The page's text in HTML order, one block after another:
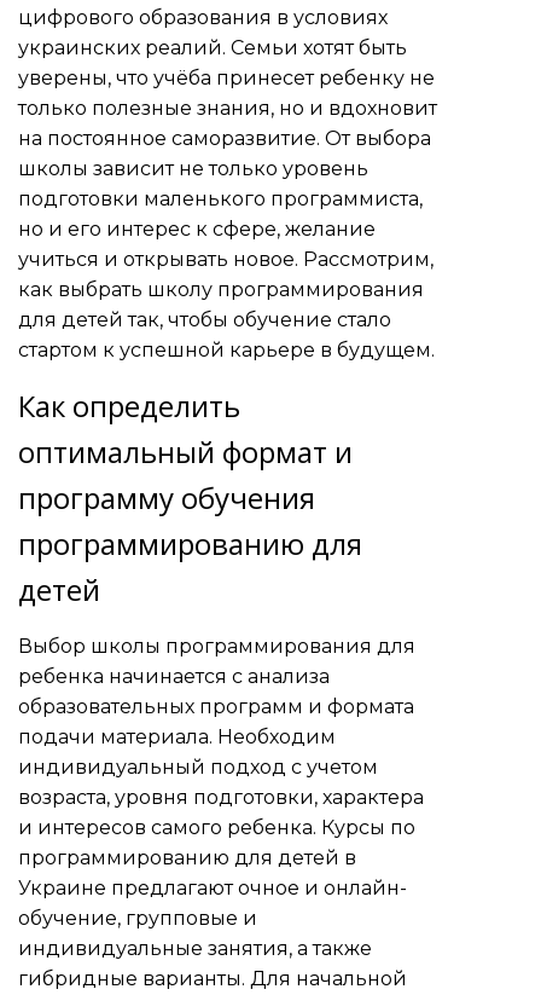
цифрового образования в условиях
украинских реалий. Семьи хотят быть
уверены, что учёба принесет ребенку не
только полезные знания, но и вдохновит
на постоянное саморазвитие. От выбора
школы зависит не только уровень
подготовки маленького программиста,
но и его интерес к сфере, желание
учиться и открывать новое. Рассмотрим,
как выбрать школу программирования
для детей так, чтобы обучение стало
стартом к успешной карьере в будущем.
Как определить
оптимальный формат и
программу обучения
программированию для
детей
Выбор школы программирования для
ребенка начинается с анализа
образовательных программ и формата
подачи материала. Необходим
индивидуальный подход с учетом
возраста, уровня подготовки, характера
и интересов самого ребенка. Курсы по
программированию для детей в
Украине предлагают очное и онлайн-
обучение, групповые и
индивидуальные занятия, а также
гибридные варианты. Для начальной